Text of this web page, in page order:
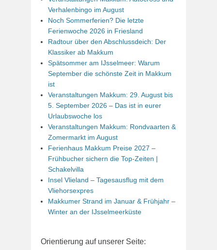
Verhalenbingo im August
Noch Sommerferien? Die letzte
Ferienwoche 2026 in Friesland
Radtour über den Abschlussdeich: Der
Klassiker ab Makkum
Spätsommer am IJsselmeer: Warum
September die schönste Zeit in Makkum
ist
Veranstaltungen Makkum: 29. August bis
5. September 2026 – Das ist in eurer
Urlaubswoche los
Veranstaltungen Makkum: Rondvaarten &
Zomermarkt im August
Ferienhaus Makkum Preise 2027 –
Frühbucher sichern die Top-Zeiten |
Schakelvilla
Insel Vlieland – Tagesausflug mit dem
Vliehorsexpres
Makkumer Strand im Januar & Frühjahr –
Winter an der IJsselmeerküste
Orientierung auf unserer Seite: